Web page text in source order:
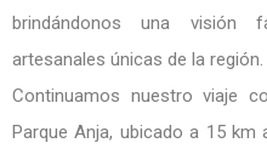
brindándonos una visión
artesanales únicas de la región.
Continuamos nuestro viaje
Parque Anja, ubicado a 15 km